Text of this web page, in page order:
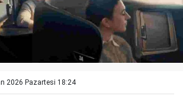
2026 Pazartesi 18:24